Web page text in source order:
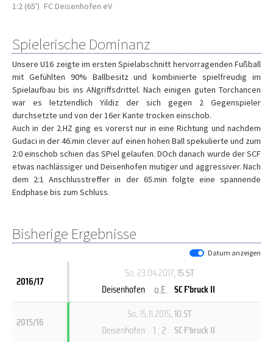
1:2 (65') FC Deisenhofen eV
Spielerische Dominanz
Unsere U16 zeigte im ersten Spielabschnitt hervorragenden Fußball
mit Gefühlten 90% Ballbesitz und kombinierte spielfreudig im
Spielaufbau bis ins ANgriffsdrittel. Nach einigen guten Torchancen
war es letztendlich Yildiz der sich gegen 2 Gegenspieler
durchsetzte und von der 16er Kante trocken einschob.
Auch in der 2.HZ ging es vorerst nur in eine Richtung und nachdem
Gudaci in der 46.min clever auf einen hohen Ball spekulierte und zum
2:0 einschob schien das SPiel gelaufen. DOch danach wurde der SCF
etwas nachlässiger und Deisenhofen mutiger und aggressiver. Nach
dem 2:1 Anschlusstreffer in der 65.min folgte eine spannende
Endphase bis zum Schluss.
Bisherige Ergebnisse
Datum anzeigen
2016/17
So, 23.04.2017, 15.ST
Deisenhofen
o.E. SC F'bruck II
2015/16
So, 15.11.2015, 10.ST
Deisenhofen 1 : 2 SC F'bruck II